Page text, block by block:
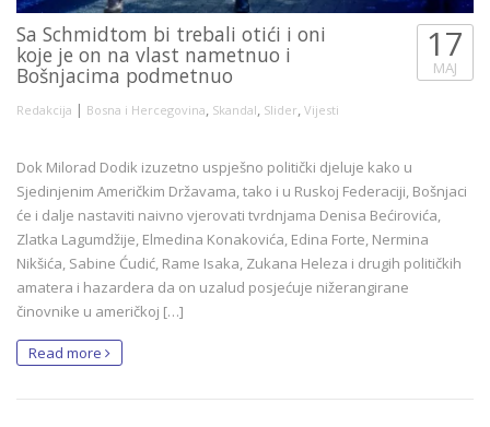
Sa Schmidtom bi trebali otići i oni
koje je on na vlast nametnuo i
Bošnjacima podmetnuo
Redakcija | Bosna i Hercegovina, Skandal, Slider, Vijesti
17
MAJ
Dok Milorad Dodik izuzetno uspješno politički djeluje kako u
Sjedinjenim Američkim Državama, tako i u Ruskoj Federaciji, Bošnjaci
će i dalje nastaviti naivno vjerovati tvrdnjama Denisa Bećirovića,
Zlatka Lagumdžije, Elmedina Konakovića, Edina Forte, Nermina
Nikšića, Sabine Ćudić, Rame Isaka, Zukana Heleza i drugih političkih
amatera i hazardera da on uzalud posjećuje nižerangirane
činovnike u američkoj […]
Read more